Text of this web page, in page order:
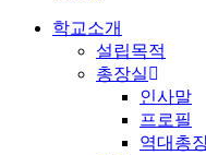
학교소개
설립목적
총장실
인사말
프로필
역대총